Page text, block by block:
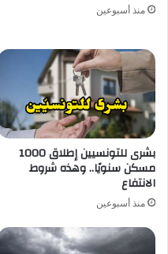
منذ أسبوعين
بشرى للتونسيين إطلاق 1000
مسكن سنويًا.. وهذه شروط
الانتفاع
منذ أسبوعين